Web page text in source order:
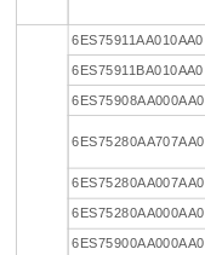
6ES75911AA010AA0
6ES75911BA010AA0
6ES75908AA000AA0
6ES75280AA707AA0
6ES75280AA007AA0
6ES75280AA000AA0
6ES75900AA000AA0